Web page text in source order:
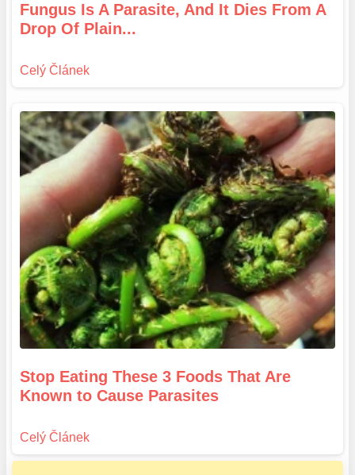
Fungus Is A Parasite, And It Dies From A
Drop Of Plain...
Stop Eating These 3 Foods That Are
Known to Cause Parasites